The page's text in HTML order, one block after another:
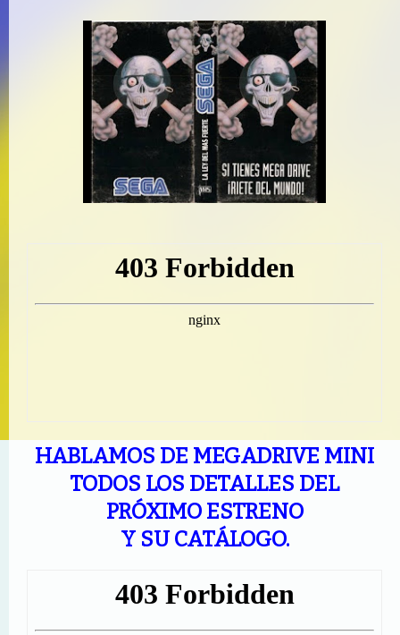
HABLAMOS DE MEGADRIVE MINI
TODOS LOS DETALLES DEL
PRÓXIMO ESTRENO
Y SU CATÁLOGO.